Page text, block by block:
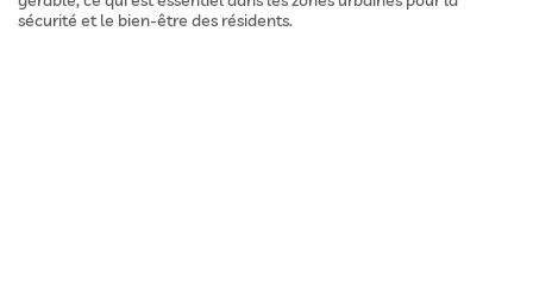
sécurité et le bien-être des résidents.